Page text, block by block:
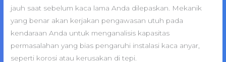
jauh saat sebelum kaca lama Anda dilepaskan. Mekanik
yang benar akan kerjakan pengawasan utuh pada
kendaraan Anda untuk menganalisis kapasitas
permasalahan yang bias pengaruhi instalasi kaca anyar,
seperti korosi atau kerusakan di tepi.